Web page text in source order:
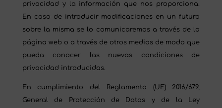
privacidad y la información que nos proporciona.
En caso de introducir modificaciones en un futuro
sobre la misma se lo comunicaremos a través de la
página web o a través de otros medios de modo que
pueda conocer las nuevas condiciones de
privacidad introducidas.
En cumplimiento del Reglamento (UE) 2016/679,
General de Protección de Datos y de la Ley